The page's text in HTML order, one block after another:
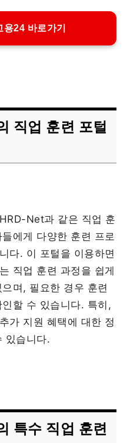
24 바로가기
직업 훈련 포털
Net과 같은 직업 훈
에게 다양한 훈련 프로
다. 이 포털을 이용하면
직업 훈련 과정을 쉽게
며, 필요한 경우 훈련
할 수 있습니다. 특히,
가 지원 혜택에 대한 정
있습니다.
특수 직업 훈련